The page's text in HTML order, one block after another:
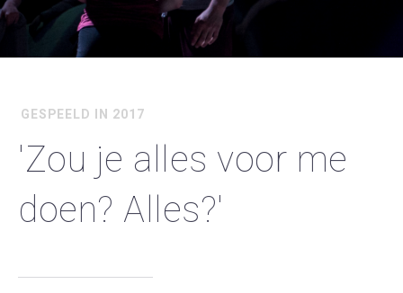
GESPEELD IN 2017
'Zou je alles voor me
doen? Alles?'